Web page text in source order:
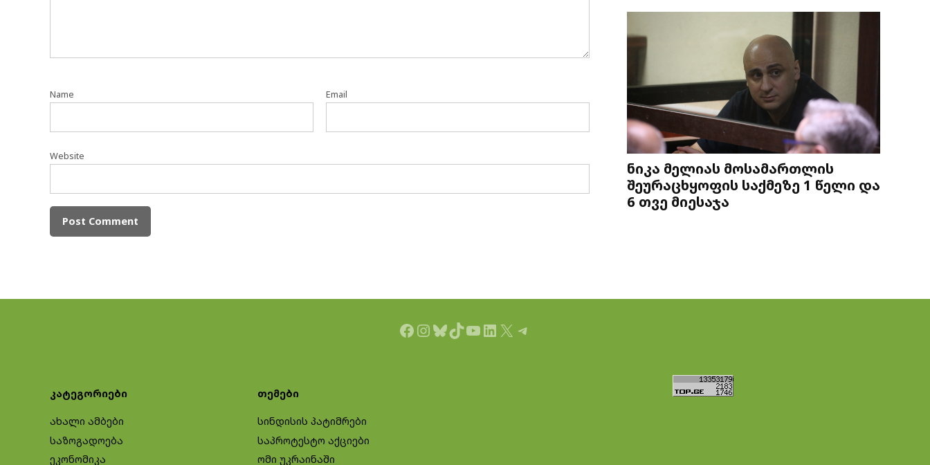
Name Email
Website
ნიკა მელიას მოსამართლის
შეურაცხყოფის საქმეზე 1 წელი და
6 თვე მიესაჯა
Facebook
Instagram
Bluesky
TikTok
YouTube
LinkedIn
X Telegram
კატეგორიები
ახალი ამბები
საზოგადოება
ეკონომიკა
თემები
სინდისის პატიმრები
საპროტესტო აქციები
ომი უკრაინაში